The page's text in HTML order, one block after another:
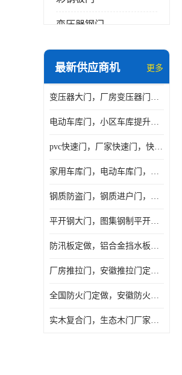
变压器钢门
非标门
抗爆门
快速门
最新供应商机 更多
变压器大门，厂房变压器门，配电所钢大门，变压器室钢大门
电动车库门，小区车库提升门，安徽提升门厂家，工业滑升门
pvc快速门，厂家快速门，快速卷帘门，感应快速门
家用车库门，电动车库门，车库滑升门，车库门安装
钢质防盗门，钢质进户门，钢质非标门厂家
平开钢大门，图集钢制平开门，厂房平开大门
防汛板定做，铝合金挡水板门，地库挡水板
厂房推拉门，安徽推拉门定做，夹芯板平移大门
全国防火门定做，安徽防火门批发，防火门价格
实木复合门，生态木门厂家，免漆门定做，安徽木门厂家直销